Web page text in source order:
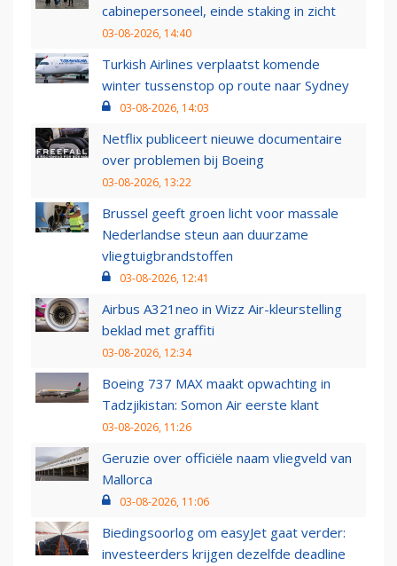
cabinepersoneel, einde staking in zicht
03-08-2026, 14:40
Turkish Airlines verplaatst komende
winter tussenstop op route naar Sydney
03-08-2026, 14:03
Netflix publiceert nieuwe documentaire
over problemen bij Boeing
03-08-2026, 13:22
Brussel geeft groen licht voor massale
Nederlandse steun aan duurzame
vliegtuigbrandstoffen
03-08-2026, 12:41
Airbus A321neo in Wizz Air-kleurstelling
beklad met graffiti
03-08-2026, 12:34
Boeing 737 MAX maakt opwachting in
Tadzjikistan: Somon Air eerste klant
03-08-2026, 11:26
Geruzie over officiële naam vliegveld van
Mallorca
03-08-2026, 11:06
Biedingsoorlog om easyJet gaat verder:
investeerders krijgen dezelfde deadline